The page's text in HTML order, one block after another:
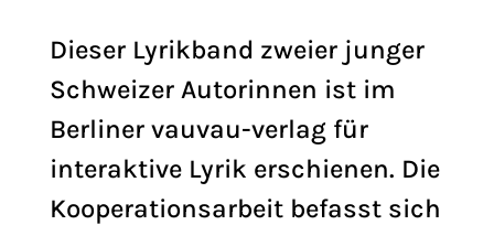
Dieser Lyrikband zweier junger
Schweizer Autorinnen ist im
Berliner vauvau-verlag für
interaktive Lyrik erschienen. Die
Kooperationsarbeit befasst sich